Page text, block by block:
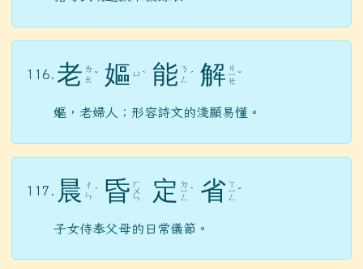
116. 老 ㄌ
ㄠ ˇ 嫗 ㄩ ˋ 能 ㄋ
ㄥ
ˊ 解 ㄐ
ㄧ
ㄝ
ˇ
嫗，老婦人；形容詩文的淺顯易懂。
117. 晨
ㄔ
ㄣ ˊ 昏 ㄏ
ㄨ
ㄣ 定 ㄉ
ㄧ
ㄥ
ˋ 省 ㄒ
ㄧ
ㄥ
ˇ
子女侍奉父母的日常儀節。